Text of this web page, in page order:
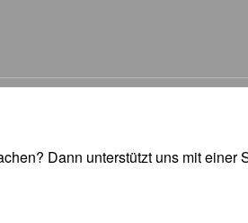
Dann unterstützt uns mit einer